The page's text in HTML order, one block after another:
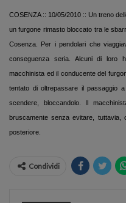
COSENZA :: 10/05/2010 :: Un treno
un furgone rimasto bloccato tra le
Cosenza. Per i pendolari che
conseguenza seria. Alcuni di loro
macchinista ed il conducente del
tentato di oltrepassare il passaggio
scendere, bloccandolo. Il
bruscamente senza evitare,
posteriore.
Condividi